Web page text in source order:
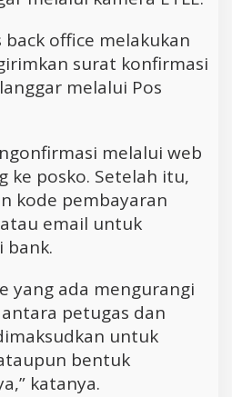
office melakukan
surat konfirmasi
melalui Pos
melalui web
ke posko. Setelah itu,
kode pembayaran
email untuk
bank.
yang ada mengurangi
petugas dan
untuk
bentuk
katanya.